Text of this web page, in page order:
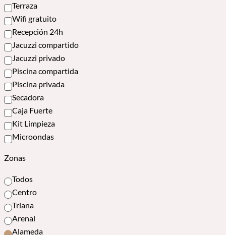
Terraza
Wifi gratuito
Recepción 24h
Jacuzzi compartido
Jacuzzi privado
Piscina compartida
Piscina privada
Secadora
Caja Fuerte
Kit Limpieza
Microondas
Zonas
Todos
Centro
Triana
Arenal
Alameda